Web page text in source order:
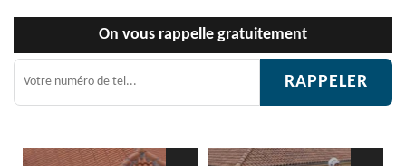
On vous rappelle gratuitement